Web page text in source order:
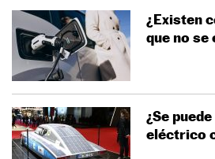
¿Existen
que no se
¿Se
eléctrico